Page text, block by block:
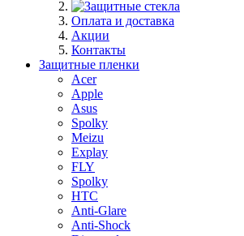
Оплата и доставка
Акции
Контакты
Защитные пленки
Acer
Apple
Asus
Spolky
Meizu
Explay
FLY
Spolky
HTC
Anti-Glare
Anti-Shock